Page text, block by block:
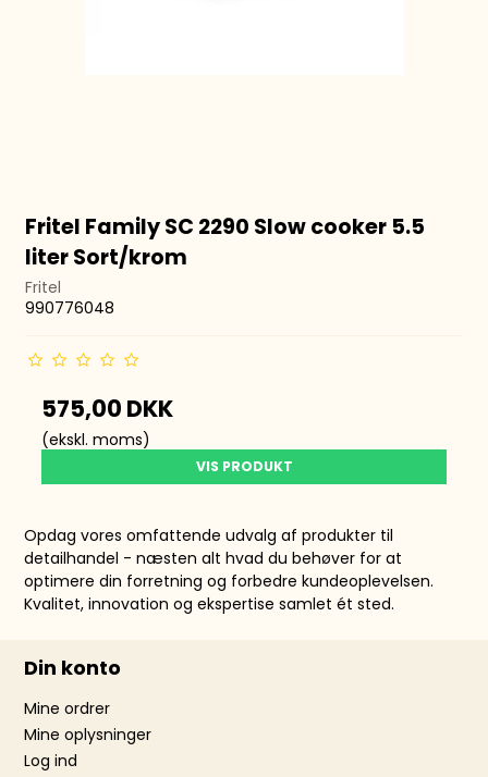
Fritel Family SC 2290 Slow cooker 5.5
liter Sort/krom
Fritel
990776048
575,00 DKK
(ekskl. moms)
VIS PRODUKT
Opdag vores omfattende udvalg af produkter til
detailhandel - næsten alt hvad du behøver for at
optimere din forretning og forbedre kundeoplevelsen.
Kvalitet, innovation og ekspertise samlet ét sted.
Din konto
Mine ordrer
Mine oplysninger
Log ind